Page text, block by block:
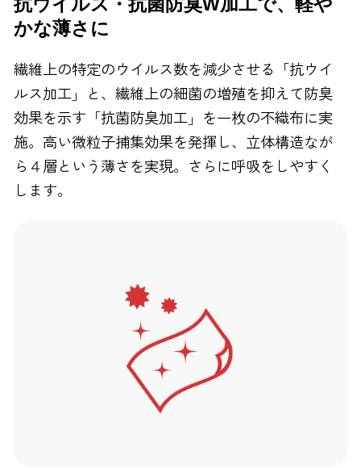
かな薄さに
繊維上の特定のウイルス数を減少させる「抗ウイ
ルス加工」と、繊維上の細菌の増殖を抑えて防臭
効果を示す「抗菌防臭加工」を一枚の不織布に実
施。高い微粒子捕集効果を発揮し、立体構造なが
ら４層という薄さを実現。さらに呼吸をしやすく
します。